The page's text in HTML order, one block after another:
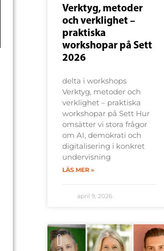
Verktyg, metoder
och verklighet –
praktiska
workshopar på Sett
2026
delta i workshops
Verktyg, metoder och
verklighet – praktiska
workshopar på Sett Hur
omsätter vi stora frågor
om AI, demokrati och
digitalisering i konkret
undervisning
LÄS MER »
april 9, 2026